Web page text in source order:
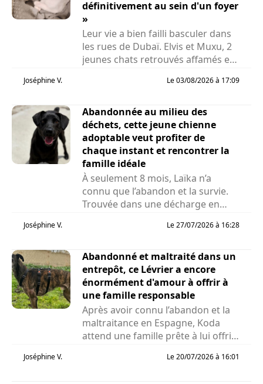
définitivement au sein d'un foyer
»
Leur vie a bien failli basculer dans
les rues de Dubaï. Elvis et Muxu, 2
jeunes chats retrouvés affamés et
Joséphine V. Le 03/08/2026 à 17:09
Abandonnée au milieu des
déchets, cette jeune chienne
adoptable veut profiter de
chaque instant et rencontrer la
famille idéale
À seulement 8 mois, Laïka n’a
connu que l’abandon et la survie.
Trouvée dans une décharge en
Joséphine V. Le 27/07/2026 à 16:28
Abandonné et maltraité dans un
entrepôt, ce Lévrier a encore
énormément d'amour à offrir à
une famille responsable
Après avoir connu l’abandon et la
maltraitance en Espagne, Koda
attend une famille prête à lui offrir
Joséphine V. Le 20/07/2026 à 16:01